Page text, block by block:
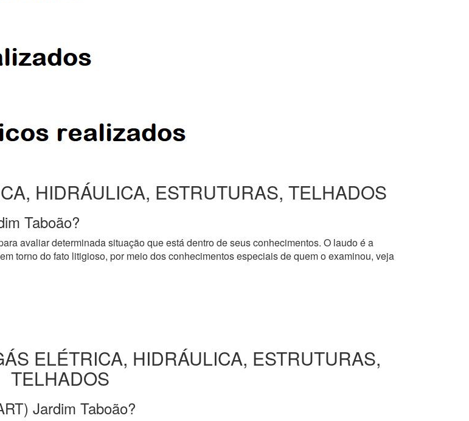
HIDRÁULICA, ESTRUTURAS, TELHADOS
Taboão?
avaliar determinada situação que está dentro de seus conhecimentos. O laudo é a
torno do fato litigioso, por meio dos conhecimentos especiais de quem o examinou, veja
ELÉTRICA, HIDRÁULICA, ESTRUTURAS,
TELHADOS
Jardim Taboão?